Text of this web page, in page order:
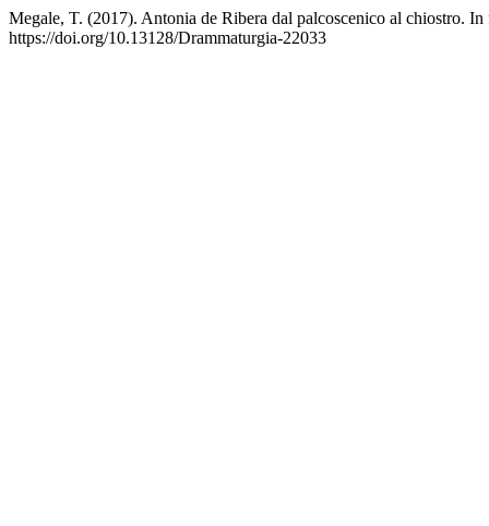
Megale, T. (2017). Antonia de Ribera dal palcoscenico al chiostro.
https://doi.org/10.13128/Drammaturgia-22033